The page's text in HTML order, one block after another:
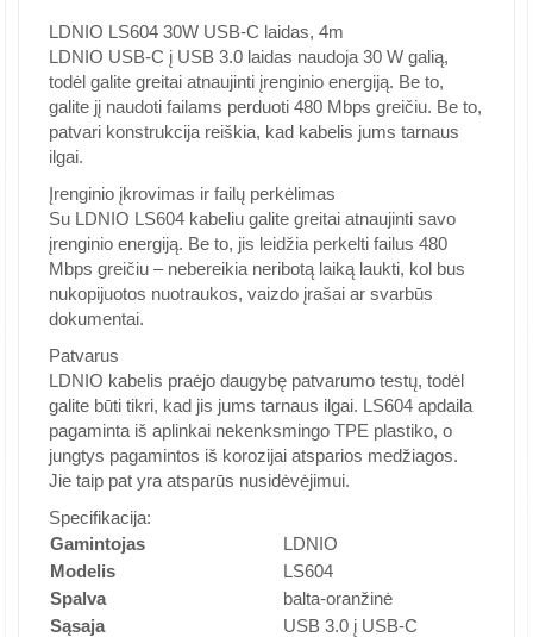
LDNIO LS604 30W USB-C laidas, 4m
LDNIO USB-C į USB 3.0 laidas naudoja 30 W galią,
todėl galite greitai atnaujinti įrenginio energiją. Be to,
galite jį naudoti failams perduoti 480 Mbps greičiu. Be to,
patvari konstrukcija reiškia, kad kabelis jums tarnaus
ilgai.
Įrenginio įkrovimas ir failų perkėlimas
Su LDNIO LS604 kabeliu galite greitai atnaujinti savo
įrenginio energiją. Be to, jis leidžia perkelti failus 480
Mbps greičiu – nebereikia neribotą laiką laukti, kol bus
nukopijuotos nuotraukos, vaizdo įrašai ar svarbūs
dokumentai.
Patvarus
LDNIO kabelis praėjo daugybę patvarumo testų, todėl
galite būti tikri, kad jis jums tarnaus ilgai. LS604 apdaila
pagaminta iš aplinkai nekenksmingo TPE plastiko, o
jungtys pagamintos iš korozijai atsparios medžiagos.
Jie taip pat yra atsparūs nusidėvėjimui.
Specifikacija:
Gamintojas
LDNIO
Modelis
LS604
Spalva
balta-oranžinė
Sąsaja
USB 3.0 į USB-C